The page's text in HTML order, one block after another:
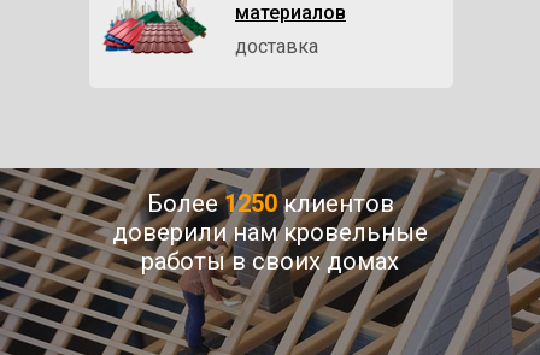
материалов
доставка
Более1250 клиентов
доверили нам кровельные
работы в своих домах